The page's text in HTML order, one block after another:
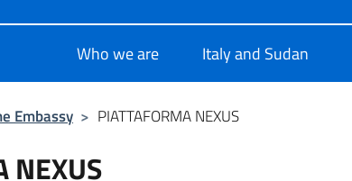
Who we are Italy and Sudan
Embassy > PIATTAFORMA NEXUS
NEXUS